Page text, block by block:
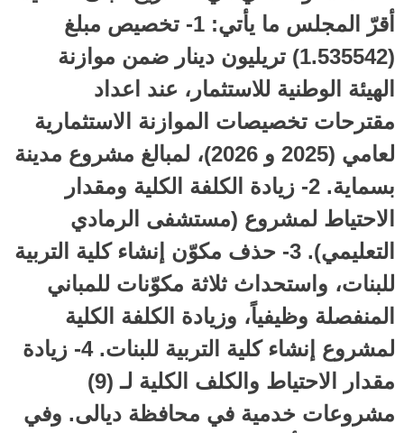
أقرّ المجلس ما يأتي: 1- تخصيص مبلغ
(1.535542) تريليون دينار ضمن موازنة
الهيئة الوطنية للاستثمار، عند اعداد
مقترحات تخصيصات الموازنة الاستثمارية
لعامي (2025 و 2026)، لمبالغ مشروع مدينة
بسماية. 2- زيادة الكلفة الكلية ومقدار
الاحتياط لمشروع (مستشفى الرمادي
التعليمي). 3- حذف مكوّن إنشاء كلية التربية
للبنات، واستحداث ثلاثة مكوّنات للمباني
المنفصلة وظيفياً، وزيادة الكلفة الكلية
لمشروع إنشاء كلية التربية للبنات. 4- زيادة
مقدار الاحتياط والكلف الكلية لـ (9)
مشروعات خدمية في محافظة ديالى. وفي